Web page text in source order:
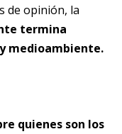
de opinión, la
termina
medioambiente.
quienes son los